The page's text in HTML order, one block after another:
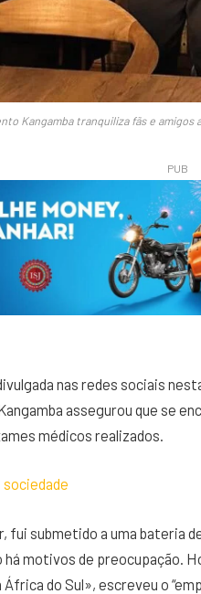
Kangamba tranquiliza fãs e amigos
PUB
nas redes sociais
assegurou que se
médicos realizados.
sociedade
fui submetido a uma bateria
há motivos de preocupação.
do Sul», escreveu o